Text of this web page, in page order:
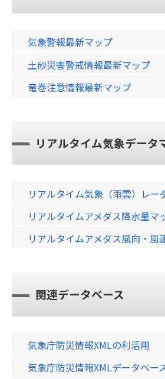
気象警報最新マップ
土砂災害警戒情報最新マップ
竜巻注意情報最新マップ
リアルタイム気象データ
リアルタイム気象（雨雲）レ
リアルタイムアメダス降水量
リアルタイムアメダス風向・
関連データベース
気象庁防災情報XMLの利活用
気象庁防災情報XMLデータベー